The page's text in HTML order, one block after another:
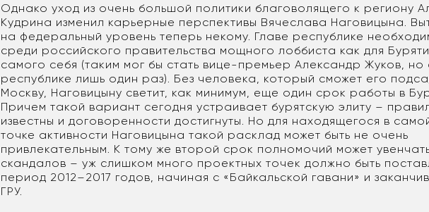
Однако уход из очень большой политики благоволящего к региону
Кудрина изменил карьерные перспективы Вячеслава Наговицына.
на федеральный уровень теперь некому. Главе республике
среди российского правительства мощного лоббиста как для
самого себя (таким мог бы стать вице-премьер Александр Жуков, но
республике лишь один раз). Без человека, который сможет его
Москву, Наговицыну светит, как минимум, еще один срок работы в
Причем такой вариант сегодня устраивает бурятскую элиту –
известны и договоренности достигнуты. Но для находящегося в
точке активности Наговицына такой расклад может быть не очень
привлекательным. К тому же второй срок полномочий может
скандалов – уж слишком много проектных точек должно быть
период 2012–2017 годов, начиная с «Байкальской гавани» и
ГРУ.